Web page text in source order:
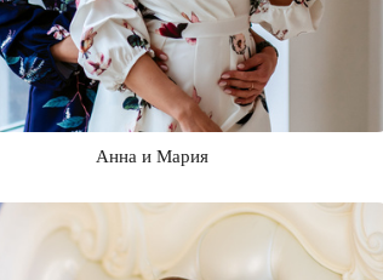
Анна и Мария